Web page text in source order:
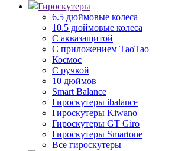
Гироскутеры
6.5 дюймовые колеса
10.5 дюймовые колеса
С аквазащитой
С приложением ТаоТао
Космос
С ручкой
10 дюймов
Smart Balance
Гироскутеры ibalance
Гироскутеры Kiwano
Гироскутеры GT Giro
Гироскутеры Smartone
Все гироскутеры